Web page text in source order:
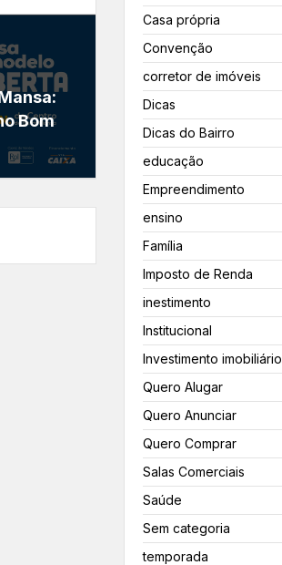
Bom
Casa própria
Convenção
corretor de imóveis
Dicas
Dicas do Bairro
educação
Empreendimento
ensino
Família
Imposto de Renda
inestimento
Institucional
Investimento imobiliário
Quero Alugar
Quero Anunciar
Quero Comprar
Salas Comerciais
Saúde
Sem categoria
temporada